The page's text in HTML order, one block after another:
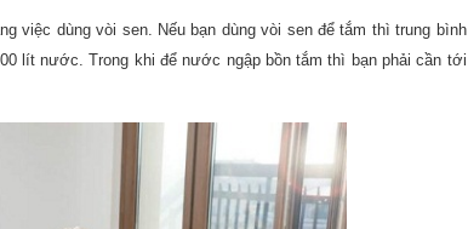
việc dùng vòi sen. Nếu bạn dùng vòi sen để tắm thì trung bình
lít nước. Trong khi để nước ngập bồn tắm thì bạn phải cần tới